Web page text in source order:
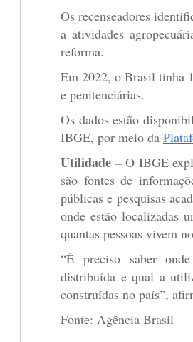
Os recenseadores
a atividades
reforma.
Em 2022, o Brasil tinha
e penitenciárias.
Os dados estão
IBGE, por meio da
Utilidade – O IBGE
são fontes de
públicas e pesquisas
onde estão localizadas
quantas pessoas vivem
“É preciso saber
distribuída e qual a
construídas no país”,
Fonte: Agência Brasil